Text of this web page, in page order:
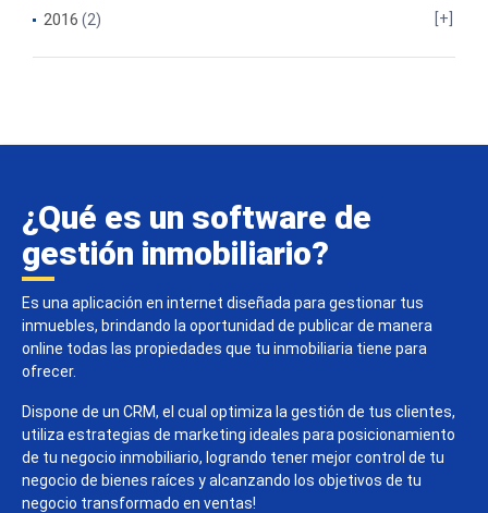
2016 (2)
¿Qué es un software de
gestión inmobiliario?
Es una aplicación en internet diseñada para gestionar tus
inmuebles, brindando la oportunidad de publicar de manera
online todas las propiedades que tu inmobiliaria tiene para
ofrecer.
Dispone de un CRM, el cual optimiza la gestión de tus clientes,
utiliza estrategias de marketing ideales para posicionamiento
de tu negocio inmobiliario, logrando tener mejor control de tu
negocio de bienes raíces y alcanzando los objetivos de tu
negocio transformado en ventas!